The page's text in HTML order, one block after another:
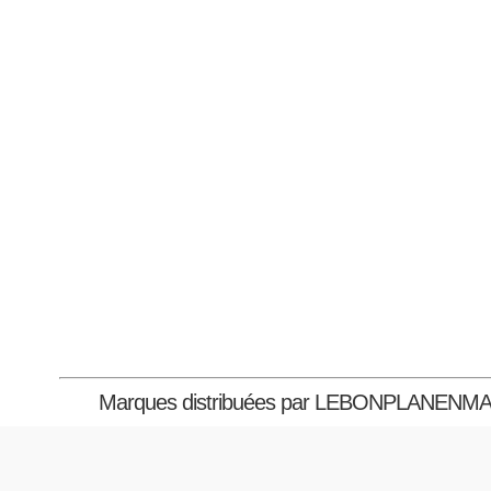
Marques distribuées par